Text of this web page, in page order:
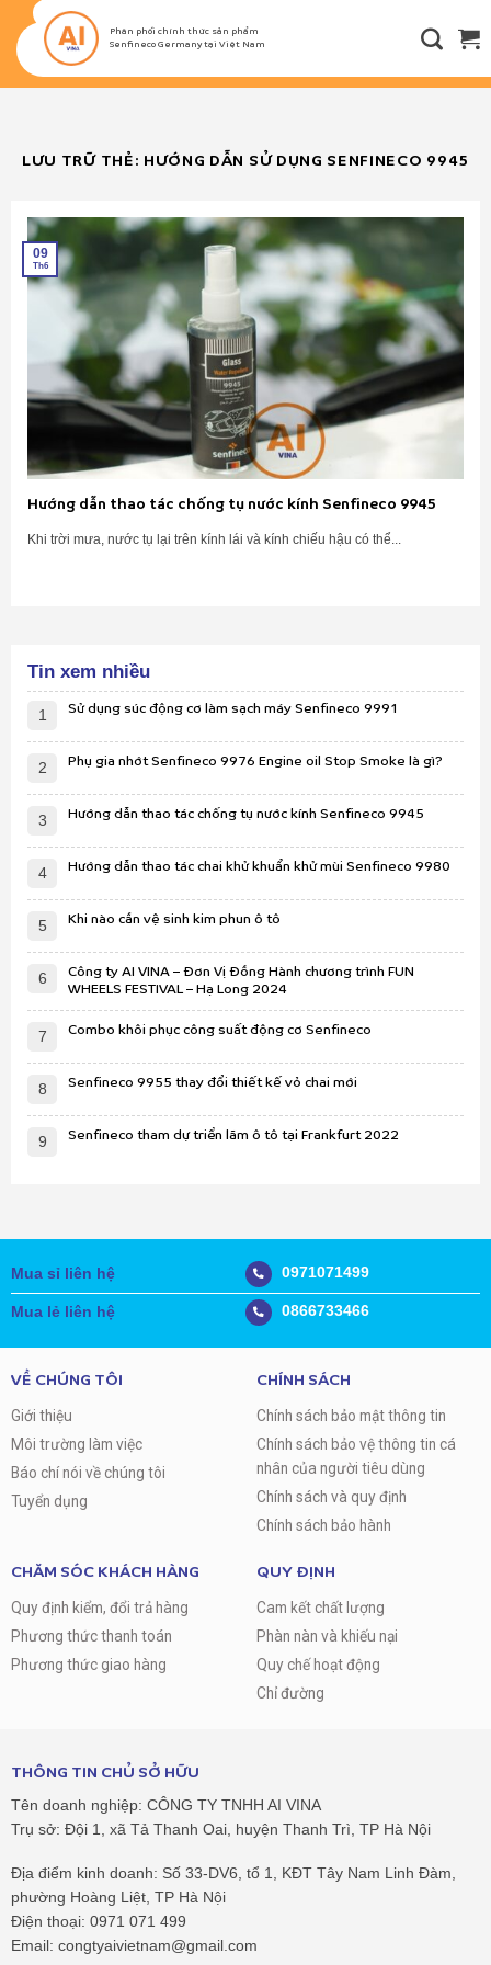
qua
nội
Phân phối chính thức sản phẩm
Senfineco Germany tại Việt Nam
LƯU TRỮ THẺ: HƯỚNG DẪN SỬ DỤNG SENFINECO 9945
Hướng dẫn thao tác chống tụ nước kính Senfineco 9945
Khi trời mưa, nước tụ lại trên kính lái và kính chiếu hậu có thể...
09
Th6
Tin xem nhiều
1 Sử dụng súc động cơ làm sạch máy Senfineco 9991
2 Phụ gia nhớt Senfineco 9976 Engine oil Stop Smoke là gì?
3 Hướng dẫn thao tác chống tụ nước kính Senfineco 9945
4 Hướng dẫn thao tác chai khử khuẩn khử mùi Senfineco 9980
5 Khi nào cần vệ sinh kim phun ô tô
6
Công ty AI VINA – Đơn Vị Đồng Hành chương trình FUN
WHEELS FESTIVAL – Hạ Long 2024
7 Combo khôi phục công suất động cơ Senfineco
8 Senfineco 9955 thay đổi thiết kế vỏ chai mới
9 Senfineco tham dự triển lãm ô tô tại Frankfurt 2022
Mua sỉ liên hệ 0971071499
Mua lẻ liên hệ 0866733466
VỀ CHÚNG TÔI
Giới thiệu
Môi trường làm việc
Báo chí nói về chúng tôi
Tuyển dụng
CHÍNH SÁCH
Chính sách bảo mật thông tin
Chính sách bảo vệ thông tin cá
nhân của người tiêu dùng
Chính sách và quy định
Chính sách bảo hành
CHĂM SÓC KHÁCH HÀNG
Quy định kiểm, đổi trả hàng
Phương thức thanh toán
Phương thức giao hàng
QUY ĐỊNH
Cam kết chất lượng
Phàn nàn và khiếu nại
Quy chế hoạt động
Chỉ đường
THÔNG TIN CHỦ SỞ HỮU
Tên doanh nghiệp: CÔNG TY TNHH AI VINA
Trụ sở: Đội 1, xã Tả Thanh Oai, huyện Thanh Trì, TP Hà Nội
Địa điểm kinh doanh: Số 33-DV6, tổ 1, KĐT Tây Nam Linh Đàm,
phường Hoàng Liệt, TP Hà Nội
Điện thoại: 0971 071 499
Email: congtyaivietnam@gmail.com